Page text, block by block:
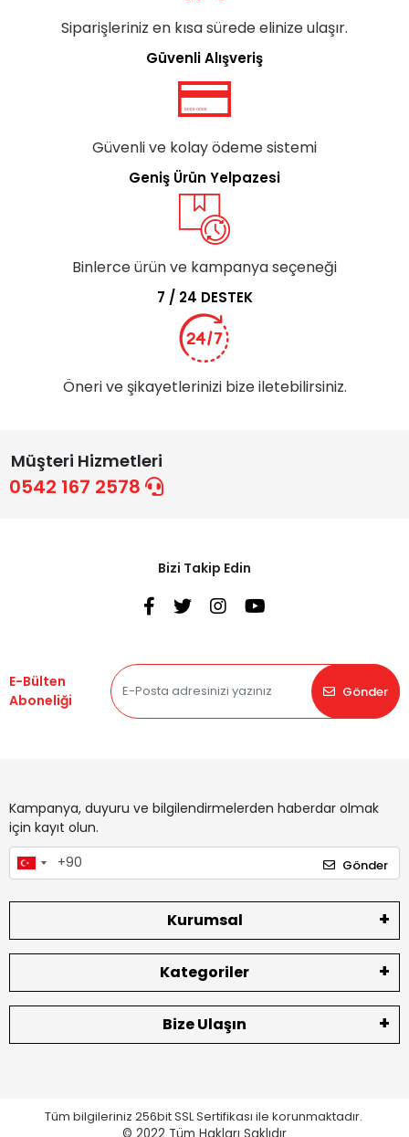
Siparişleriniz en kısa sürede elinize ulaşır.
Güvenli Alışveriş
Güvenli ve kolay ödeme sistemi
Geniş Ürün Yelpazesi
Binlerce ürün ve kampanya seçeneği
7 / 24 DESTEK
Öneri ve şikayetlerinizi bize iletebilirsiniz.
Müşteri Hizmetleri
0542 167 2578
Bizi Takip Edin
E-Bülten
Aboneliği
Gönder
Kampanya, duyuru ve bilgilendirmelerden haberdar olmak
için kayıt olun.
Gönder
Kurumsal
Kategoriler
Bize Ulaşın
Tüm bilgileriniz 256bit SSL Sertifikası ile korunmaktadır.
© 2022 Tüm Hakları Saklıdır